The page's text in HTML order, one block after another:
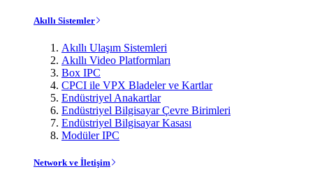
Akıllı Sistemler
Akıllı Ulaşım Sistemleri
Akıllı Video Platformları
Box IPC
CPCI ile VPX Bladeler ve Kartlar
Endüstriyel Anakartlar
Endüstriyel Bilgisayar Çevre Birimleri
Endüstriyel Bilgisayar Kasası
Modüler IPC
Network ve İletişim